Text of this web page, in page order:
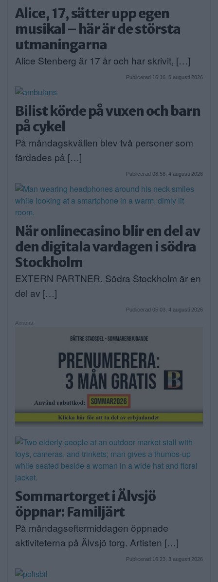
Alice, 17, sätter upp egen
musikal – här är de största
utmaningarna
Alice Stenberg är 17 år och har skrivit, […]
Publicerad 16:16, 5 augusti 2026
Bilist körde på vuxen och barn
på cykel
På måndagskvällen blev två personer som
färdades på […]
Publicerad 08:58, 4 augusti 2026
När onlinecasino blir en del av
den digitala vardagen i södra
Stockholm
EXTERN PARTNER. Södra Stockholm är en
del av […]
Publicerad 05:03, 4 augusti 2026
Annons:
Sommartorget i Älvsjö
öppnar: Familjärt
På måndagseftermiddagen öppnade
aktiviteterna på Älvsjö torg. Artisten […]
Publicerad 16:23, 3 augusti 2026